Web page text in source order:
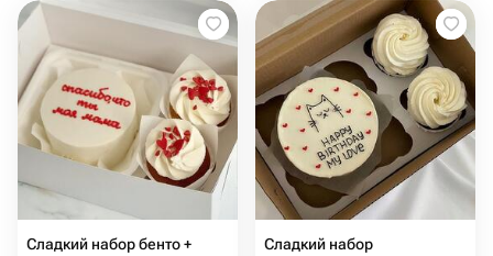
Сладкий набор бенто +
Сладкий набор